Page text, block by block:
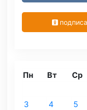
Пн Вт Ср
3
4 5